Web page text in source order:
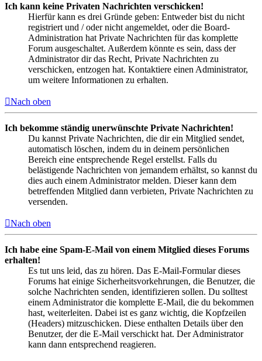
Ich kann keine Privaten Nachrichten verschicken!
Hierfür kann es drei Gründe geben: Entweder bist du nicht
registriert und / oder nicht angemeldet, oder die Board-
Administration hat Private Nachrichten für das komplette
Forum ausgeschaltet. Außerdem könnte es sein, dass der
Administrator dir das Recht, Private Nachrichten zu
verschicken, entzogen hat. Kontaktiere einen Administrator,
um weitere Informationen zu erhalten.
Nach oben
Ich bekomme ständig unerwünschte Private Nachrichten!
Du kannst Private Nachrichten, die dir ein Mitglied sendet,
automatisch löschen, indem du in deinem persönlichen
Bereich eine entsprechende Regel erstellst. Falls du
belästigende Nachrichten von jemandem erhältst, so kannst du
dies auch einem Administrator melden. Dieser kann dem
betreffenden Mitglied dann verbieten, Private Nachrichten zu
versenden.
Nach oben
Ich habe eine Spam-E-Mail von einem Mitglied dieses Forums
erhalten!
Es tut uns leid, das zu hören. Das E-Mail-Formular dieses
Forums hat einige Sicherheitsvorkehrungen, die Benutzer, die
solche Nachrichten senden, identifizieren sollen. Du solltest
einem Administrator die komplette E-Mail, die du bekommen
hast, weiterleiten. Dabei ist es ganz wichtig, die Kopfzeilen
(Headers) mitzuschicken. Diese enthalten Details über den
Benutzer, der die E-Mail verschickt hat. Der Administrator
kann dann entsprechend reagieren.